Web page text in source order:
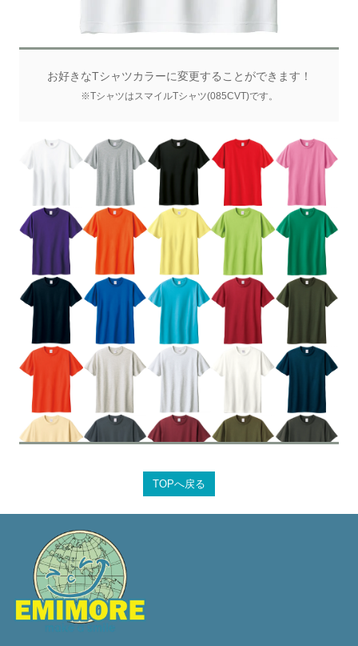
お好きなTシャツカラーに変更することができます！
※TシャツはスマイルTシャツ(085CVT)です。
TOPへ戻る